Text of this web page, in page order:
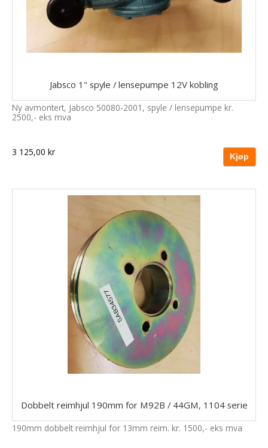
Jabsco 1" spyle / lensepumpe 12V kobling
Ny avmontert, Jabsco 50080-2001, spyle / lensepumpe kr.
2500,- eks mva
3 125,00 kr
Dobbelt reimhjul 190mm for M92B / 44GM, 1104 serie
190mm dobbelt reimhjul for 13mm reim. kr. 1500,- eks mva